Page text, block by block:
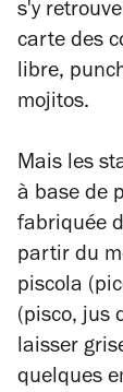
s'y
carte des
libre,
mojitos.
Mais les
à base de
fabriquée
partir du
piscola
(pisco, jus
laisser
quelques